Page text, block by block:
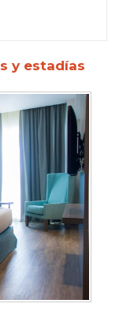
y estadías